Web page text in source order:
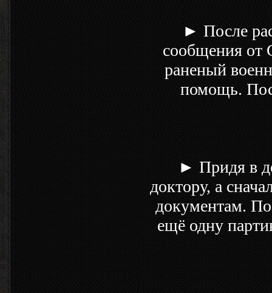
► После
сообщения от
раненый
помощь.
► Придя в
доктору, а
документам.
ещё одну